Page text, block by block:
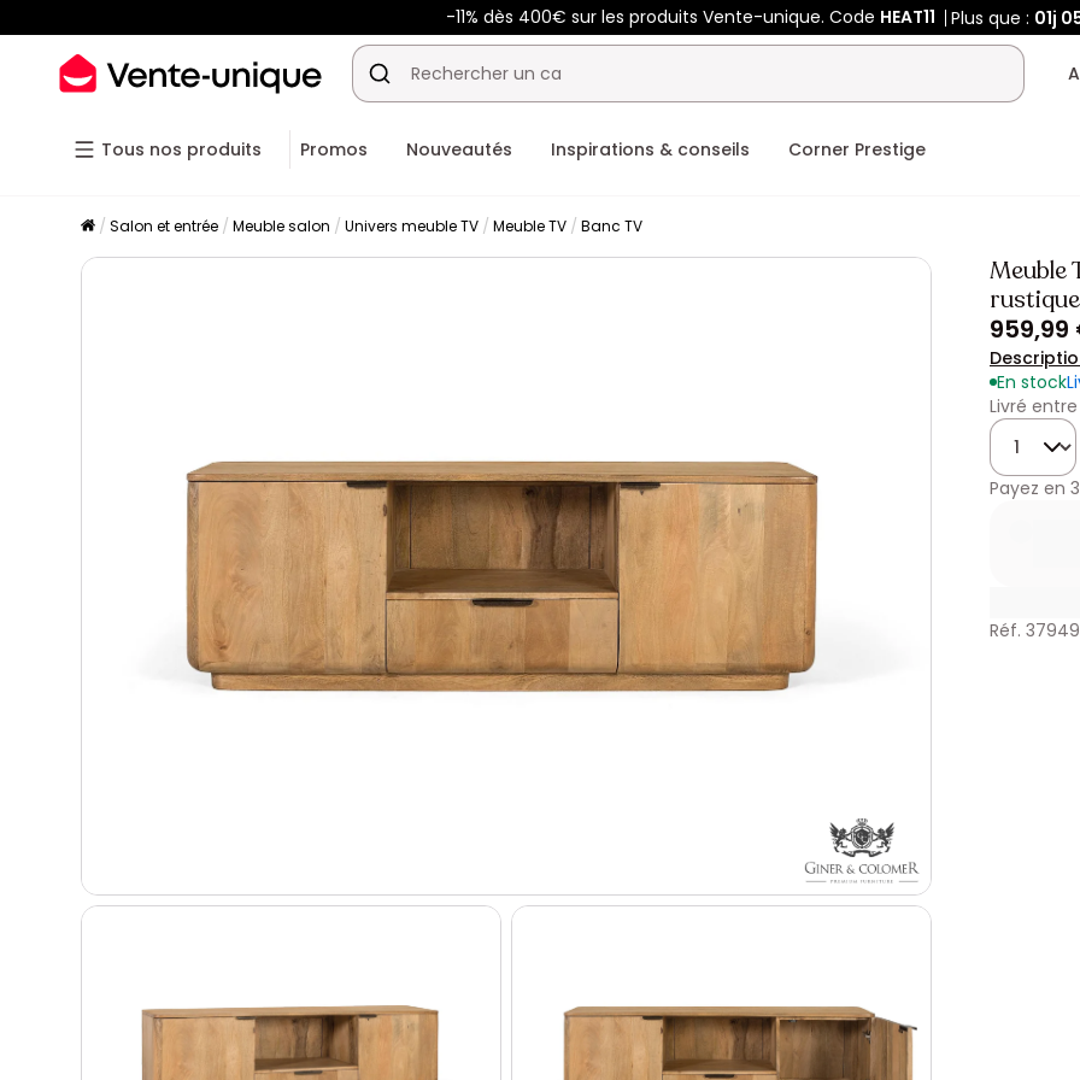
-11% dès 400€ sur les produits Vente-unique. Code HEAT11 Plus que : 01j
Tous nos produits Promos Nouveautés Inspirations & conseils Corner Prestige
Salon et entrée Meuble salon Univers meuble TV Meuble TV Banc TV
Meuble
959,99
En stock
Livré
Quantité
Payez en
Réf.